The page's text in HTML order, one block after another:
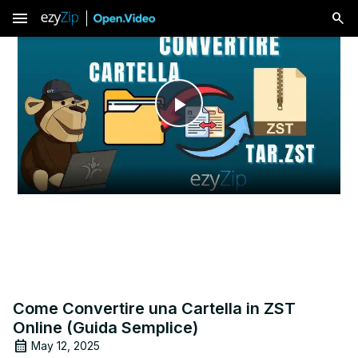
menu
Play
Video
Come Convertire una Cartella in ZST
Online (Guida Semplice)
May 12, 2025